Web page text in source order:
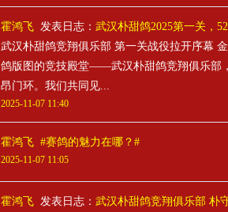
霍鸿飞 发表日志： 武汉朴甜鸽2025第一关，
武汉朴甜鸽竞翔俱乐部 第一关战役拉开序幕
鸽版图的竞技殿堂——武汉朴甜鸽竞翔俱乐部
昂门环。我们共同见...
2025-11-07 11:40
霍鸿飞 #赛鸽的魅力在哪？#
2025-11-07 11:05
霍鸿飞 发表日志： 武汉朴甜鸽竞翔俱乐部 朴